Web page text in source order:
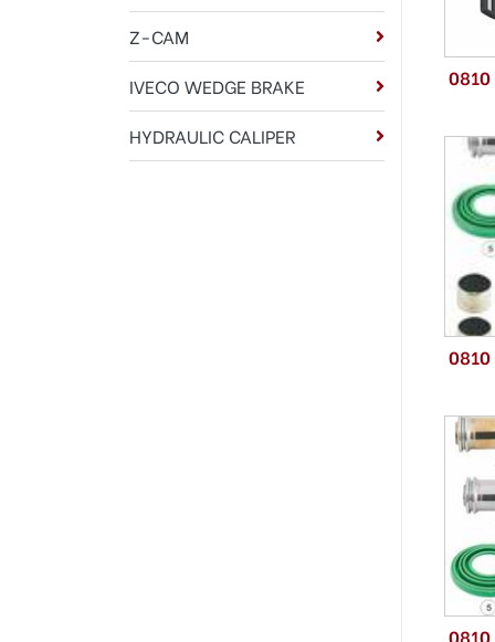
Z-CAM
IVECO WEDGE BRAKE
HYDRAULIC CALIPER
0810
0810